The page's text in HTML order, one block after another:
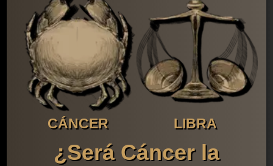
CÁNCER LIBRA
¿Será Cáncer la